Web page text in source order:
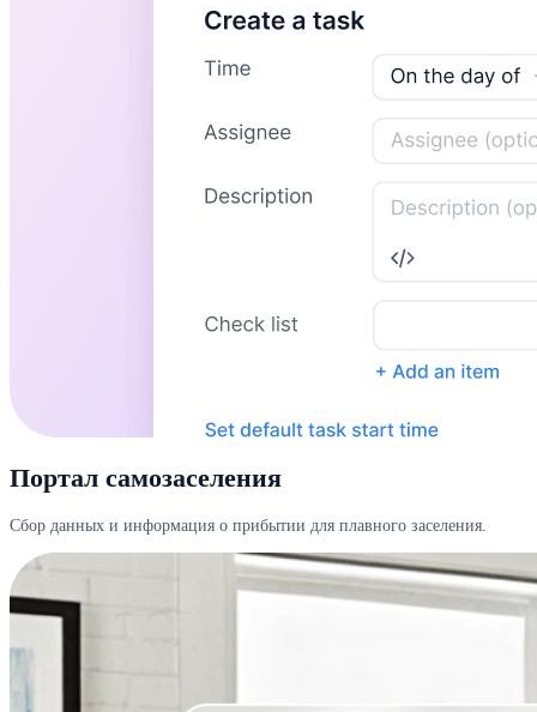
Портал самозаселения
Сбор данных и информация о прибытии для плавного заселения.